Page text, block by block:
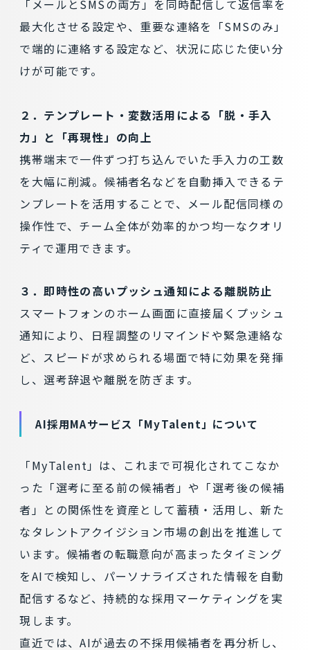
「メールとSMSの両方」を同時配信して返信率を
最大化させる設定や、重要な連絡を「SMSのみ」
で端的に連絡する設定など、状況に応じた使い分
けが可能です。
２．テンプレート・変数活用による「脱・手入
力」と「再現性」の向上
携帯端末で一件ずつ打ち込んでいた手入力の工数
を大幅に削減。候補者名などを自動挿入できるテ
ンプレートを活用することで、メール配信同様の
操作性で、チーム全体が効率的かつ均一なクオリ
ティで運用できます。
３．即時性の高いプッシュ通知による離脱防止
スマートフォンのホーム画面に直接届くプッシュ
通知により、日程調整のリマインドや緊急連絡な
ど、スピードが求められる場面で特に効果を発揮
し、選考辞退や離脱を防ぎます。
AI採用MAサービス「MyTalent」について
「MyTalent」は、これまで可視化されてこなか
った「選考に至る前の候補者」や「選考後の候補
者」との関係性を資産として蓄積・活用し、新た
なタレントアクイジション市場の創出を推進して
います。候補者の転職意向が高まったタイミング
をAIで検知し、パーソナライズされた情報を自動
配信するなど、持続的な採用マーケティングを実
現します。
直近では、AIが過去の不採用候補者を再分析し、